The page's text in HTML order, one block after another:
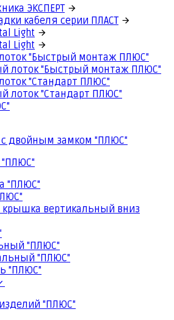
ЭКСПЕРТ
кабеля серии ПЛАСТ
Light
Light
"Быстрый монтаж ПЛЮС"
лоток "Быстрый монтаж ПЛЮС"
"Стандарт ПЛЮС"
лоток "Стандарт ПЛЮС"
двойным замком "ПЛЮС"
"ПЛЮС"
крышка вертикальный вниз
"ПЛЮС"
"ПЛЮС"
"ПЛЮС"
"ПЛЮС"